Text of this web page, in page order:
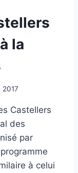
la
2017
Castellers
des
par
à celui